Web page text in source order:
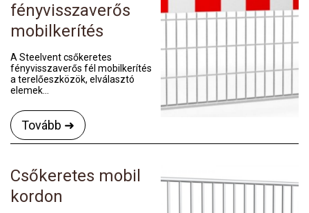
fényvisszaverős
mobilkerítés
A Steelvent csőkeretes
fényvisszaverős fél mobilkerítés
a terelőeszközök, elválasztó
elemek...
Tovább ➜
Csőkeretes mobil
kordon